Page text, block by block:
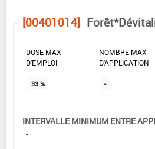
[00401014]
DOSE MAX
D'EMPLOI
NOMBRE MAX
D'APPLICATION
33 % -
INTERVALLE MINIMUM ENTRE
-